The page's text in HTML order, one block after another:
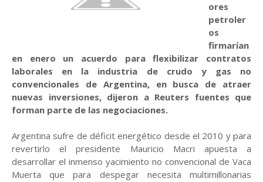
ores
petroler
os
firmarían
en enero un acuerdo para flexibilizar contratos
laborales en la industria de crudo y gas no
convencionales de Argentina, en busca de atraer
nuevas inversiones, dijeron a Reuters fuentes que
forman parte de las negociaciones.
Argentina sufre de déficit energético desde el 2010 y para
revertirlo el presidente Mauricio Macri apuesta a
desarrollar el inmenso yacimiento no convencional de Vaca
Muerta que para despegar necesita multimillonarias